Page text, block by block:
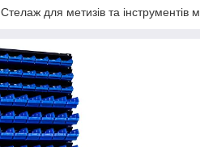
Стелаж для метизів та